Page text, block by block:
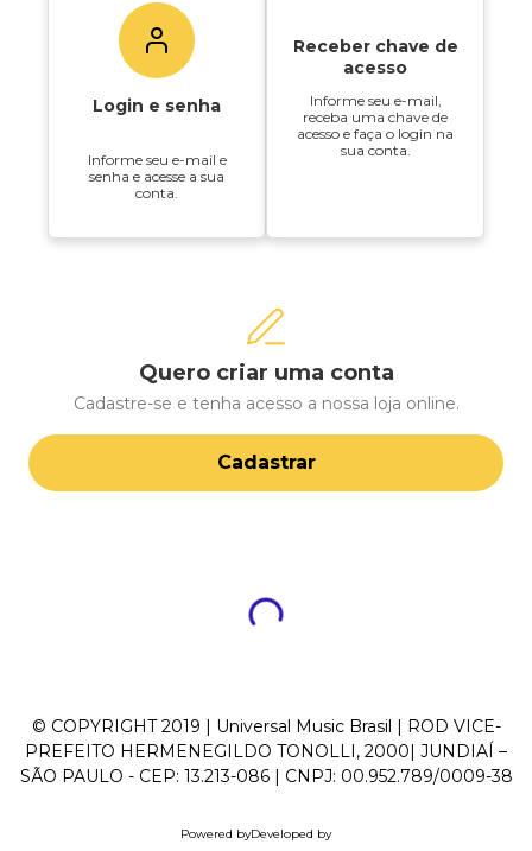
Login e senha
Informe seu e-mail e
senha e acesse a sua
conta.
Receber chave de
acesso
Informe seu e-mail,
receba uma chave de
acesso e faça o login na
sua conta.
Quero criar uma conta
Cadastre-se e tenha acesso a nossa loja online.
Cadastrar
© COPYRIGHT 2019 | Universal Music Brasil | ROD VICE-
PREFEITO HERMENEGILDO TONOLLI, 2000| JUNDIAÍ –
SÃO PAULO - CEP: 13.213-086 | CNPJ: 00.952.789/0009-38
Powered byDeveloped by